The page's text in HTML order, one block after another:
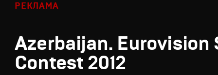
РЕКЛАМА
Azerbaijan. Eurovision
Contest 2012